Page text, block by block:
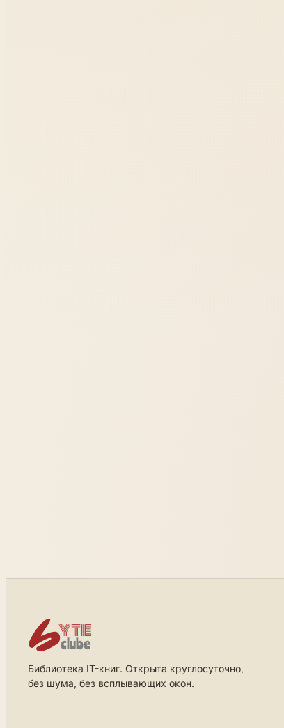
Библиотека IT-книг. Открыта круглосуточно,
без шума, без всплывающих окон.